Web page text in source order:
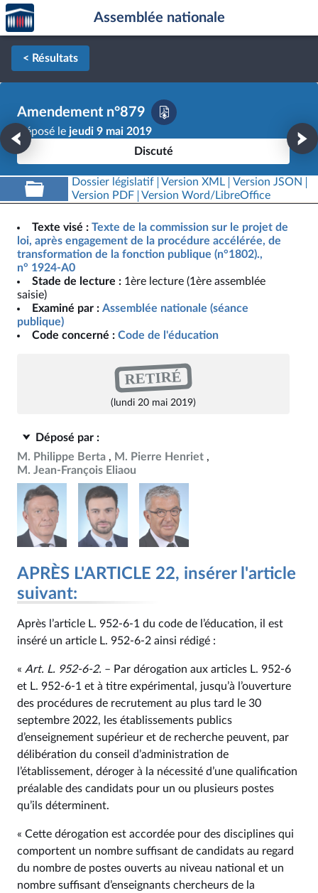
Aller au contenu
Aller en bas de la page
Accèder
à la
page
d'accueil
Assemblée nationale
< Résultats
Amendement n°879
Déposé le jeudi 9 mai 2019
Discuté
Dossier législatif Version XML
Version JSON
Version PDF
Version Word/LibreOffice
Texte visé : Texte de la commission sur le projet de
loi, après engagement de la procédure accélérée, de
transformation de la fonction publique (n°1802).,
n° 1924-A0
Stade de lecture : 1ère lecture (1ère assemblée
saisie)
Examiné par : Assemblée nationale (séance
publique)
Code concerné : Code de l'éducation
RETIRÉ
(lundi 20 mai 2019)
Déposé par :
M. Philippe Berta
M. Pierre Henriet
M. Jean-François Eliaou
APRÈS L'ARTICLE 22, insérer l'article
suivant:
Après l’article L. 952‑6-1 du code de l’éducation, il est
inséré un article L. 952‑6-2 ainsi rédigé :
« Art. L. 952-6-2. – Par dérogation aux articles L. 952‑6
et L. 952‑6-1 et à titre expérimental, jusqu’à l’ouverture
des procédures de recrutement au plus tard le 30
septembre 2022, les établissements publics
d’enseignement supérieur et de recherche peuvent, par
délibération du conseil d’administration de
l’établissement, déroger à la nécessité d’une qualification
préalable des candidats pour un ou plusieurs postes
qu’ils déterminent.
« Cette dérogation est accordée pour des disciplines qui
comportent un nombre suffisant de candidats au regard
du nombre de postes ouverts au niveau national et un
nombre suffisant d’enseignants chercheurs de la